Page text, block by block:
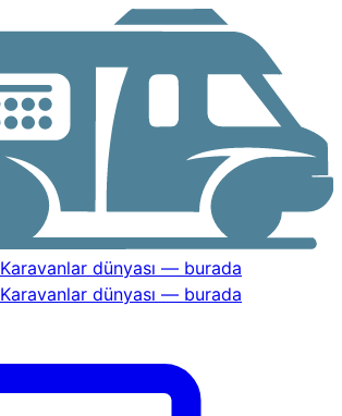
Karavanlar dünyası — burada
Karavanlar dünyası — burada